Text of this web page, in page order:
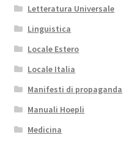
Letteratura Universale
Linguistica
Locale Estero
Locale Italia
Manifesti di propaganda
Manuali Hoepli
Medicina